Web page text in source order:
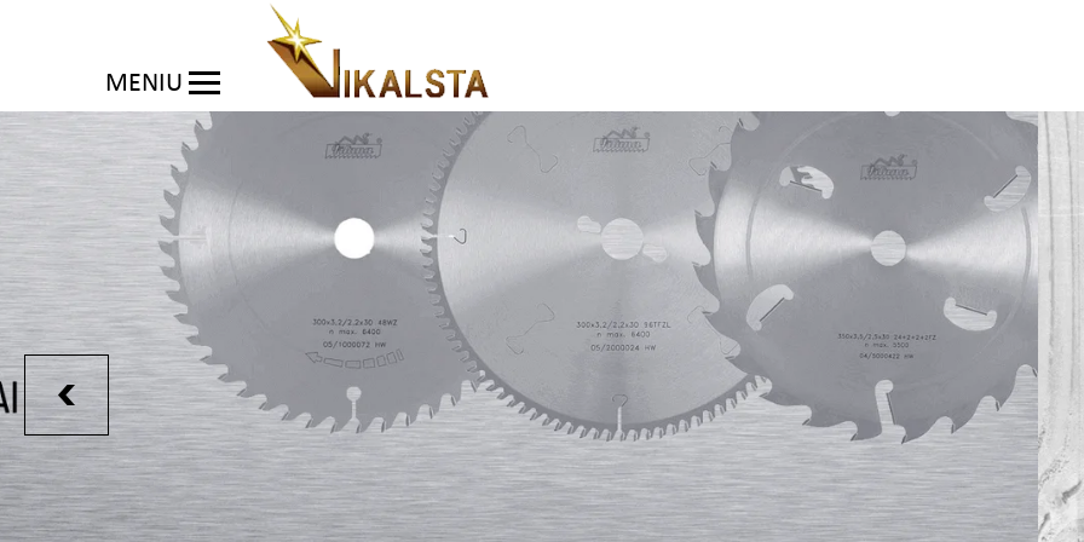
MENIU